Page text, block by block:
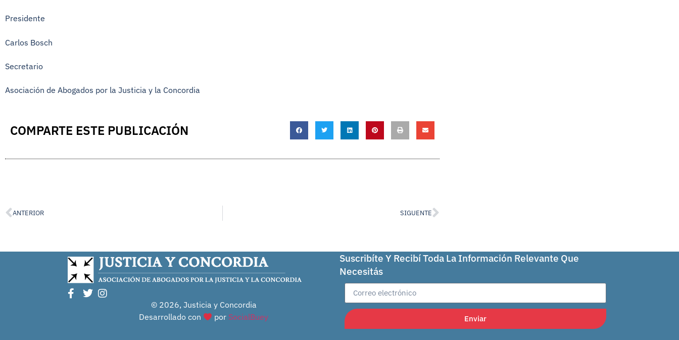
Presidente
Carlos Bosch
Secretario
Asociación de Abogados por la Justicia y la Concordia
COMPARTE ESTE PUBLICACIÓN
ANTERIOR SIGUENTE
© 2026, Justicia y Concordia
Desarrollado con
por SocialBuey
Suscribíte Y Recibí Toda La Información Relevante Que
Necesitás
Enviar